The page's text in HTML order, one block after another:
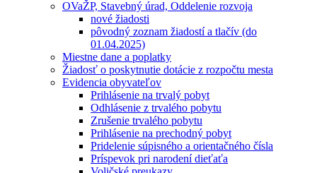
OVaŽP, Stavebný úrad, Oddelenie rozvoja
nové žiadosti
pôvodný zoznam žiadostí a tlačív (do
01.04.2025)
Miestne dane a poplatky
Žiadosť o poskytnutie dotácie z rozpočtu mesta
Evidencia obyvateľov
Prihlásenie na trvalý pobyt
Odhlásenie z trvalého pobytu
Zrušenie trvalého pobytu
Prihlásenie na prechodný pobyt
Pridelenie súpisného a orientačného čísla
Príspevok pri narodení dieťaťa